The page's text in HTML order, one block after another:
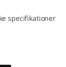
specifikationer